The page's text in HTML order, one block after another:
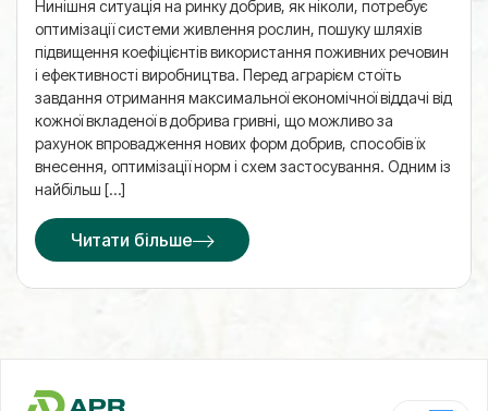
Нинішня ситуація на ринку добрив, як ніколи, потребує
оптимізації системи живлення рослин, пошуку шляхів
підвищення коефіцієнтів використання поживних речовин
і ефективності виробництва. Перед аграрієм стоїть
завдання отримання максимальної економічної віддачі від
кожної вкладеної в добрива гривні, що можливо за
рахунок впровадження нових форм добрив, способів їх
внесення, оптимізації норм і схем застосування. Одним із
найбільш […]
Читати більше